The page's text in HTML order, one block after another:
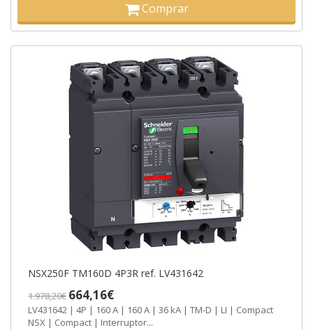
Comprar
NSX250F TM160D 4P3R ref. LV431642
1.978,20€ 664,16€
LV431642 | 4P | 160 A | 160 A | 36 kA | TM-D | LI | Compact
NSX | Compact | Interruptor...